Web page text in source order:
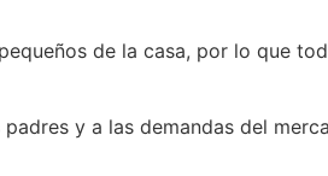
de la casa, por lo que
y a las demandas del